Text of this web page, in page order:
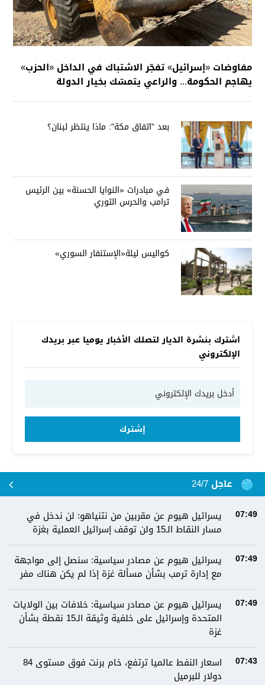
مفاوضات «إسرائيل» تفجّر الاشتباك في الداخل «الحزب»
يهاجم الحكومة... والراعي يتمسّك بخيار الدولة
بعد "اتفاق مكة": ماذا ينتظر لبنان؟
في مبادرات «النوايا الحسنة» بين الرئيس
ترامب والحرس الثوري
كواليس ليلة«الإستنفار السوري»
اشترك بنشرة الديار لتصلك الأخبار يوميا عبر بريدك
الإلكتروني
إشترك
عاجل 24/7
07:49
يسرائيل هيوم عن مقربين من نتنياهو: لن ندخل في
مسار النقاط الـ15 ولن توقف إسرائيل العملية بغزة
07:49
يسرائيل هيوم عن مصادر سياسية: سنصل إلى مواجهة
مع إدارة ترمب بشأن مسألة غزة إذا لم يكن هناك مفر
07:49
يسرائيل هيوم عن مصادر سياسية: خلافات بين الولايات
المتحدة وإسرائيل على خلفية وثيقة الـ15 نقطة بشأن
غزة
07:43
اسعار النفط عالميا ترتفع، خام برنت فوق مستوى 84
دولار للبرميل